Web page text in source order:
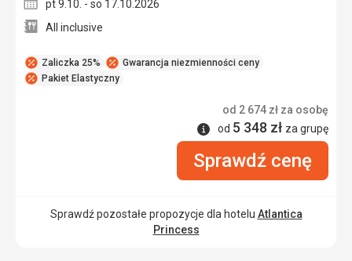
Zaliczka 25%
Gwarancja niezmienności ceny
Pakiet Elastyczny
pt 9.10. - so 17.10.2026
All inclusive
od 2 674 zł za osobę
Informacje
od 5 348 zł za grupę
Sprawdź cenę
Sprawdź pozostałe propozycje dla hotelu Atlantica
Princess